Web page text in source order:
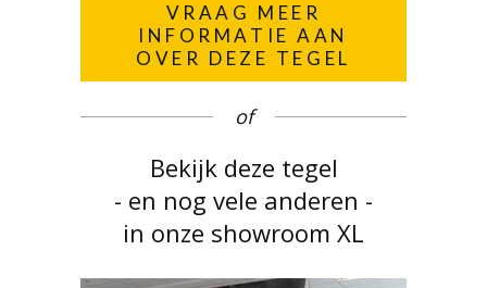
VRAAG MEER
INFORMATIE AAN
OVER DEZE TEGEL
of
Bekijk deze tegel
- en nog vele anderen -
in onze showroom XL